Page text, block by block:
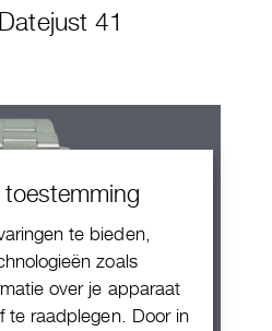
toestemming
te bieden,
zoals
over je apparaat
te raadplegen. Door in
41